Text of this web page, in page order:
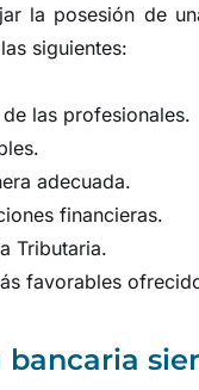
la posesión de
siguientes:
las profesionales.
adecuada.
financieras.
Tributaria.
favorables